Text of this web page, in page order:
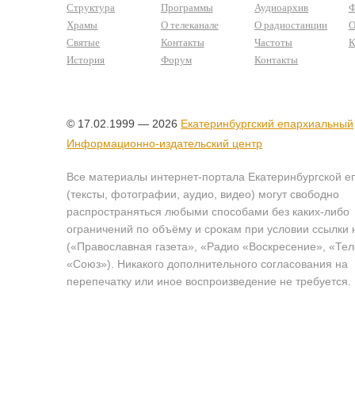
Структура
Храмы
Святые
История
Программы
О телеканале
Контакты
Форум
Аудиоархив
О радиостанции
Частоты
Контакты
© 17.02.1999 — 2026 Екатеринбургский епархиальный
Информационно-издательский центр
Все материалы интернет-портала Екатеринбургской
(тексты, фотографии, аудио, видео) могут свободно
распространяться любыми способами без каких-либо
ограничений по объёму и срокам при условии ссылки
(«Православная газета», «Радио «Воскресение»,
«Союз»). Никакого дополнительного согласования на
перепечатку или иное воспроизведение не требуется.